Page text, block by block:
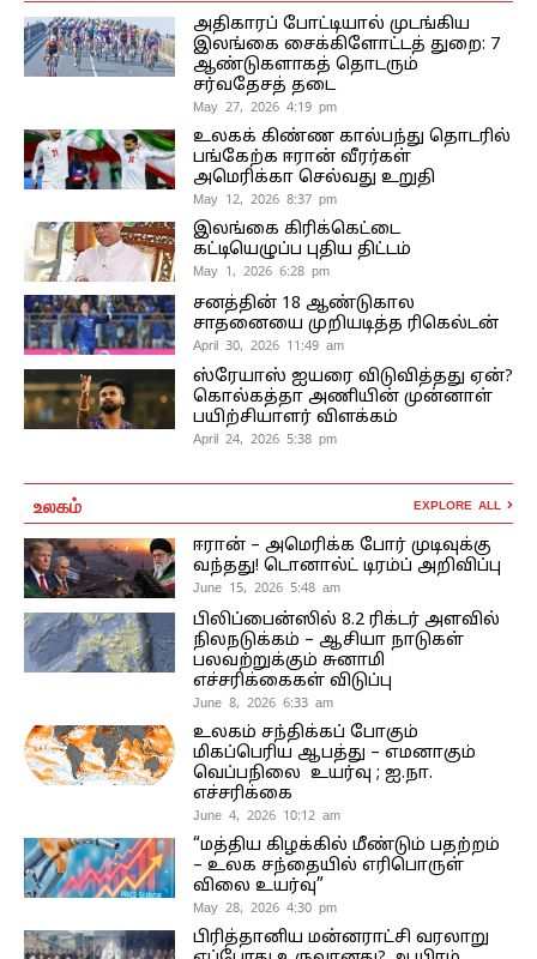
அதிகாரப் போட்டியால் முடங்கிய
இலங்கை சைக்கிளோட்டத் துறை: 7
ஆண்டுகளாகத் தொடரும்
சர்வதேசத் தடை
May 27, 2026 4:19 pm
உலகக் கிண்ண கால்பந்து தொடரில்
பங்கேற்க ஈரான் வீரர்கள்
அமெரிக்கா செல்வது உறுதி
May 12, 2026 8:37 pm
இலங்கை கிரிக்கெட்டை
கட்டியெழுப்ப புதிய திட்டம்
May 1, 2026 6:28 pm
சனத்தின் 18 ஆண்டுகால
சாதனையை முறியடித்த ரிகெல்டன்
April 30, 2026 11:49 am
ஸ்ரேயாஸ் ஐயரை விடுவித்தது ஏன்?
கொல்கத்தா அணியின் முன்னாள்
பயிற்சியாளர் விளக்கம்
April 24, 2026 5:38 pm
உலகம் EXPLORE ALL
ஈரான் – அமெரிக்க போர் முடிவுக்கு
வந்தது! டொனால்ட் டிரம்ப் அறிவிப்பு
June 15, 2026 5:48 am
பிலிப்பைன்ஸில் 8.2 ரிக்டர் அளவில்
நிலநடுக்கம் – ஆசியா நாடுகள்
பலவற்றுக்கும் சுனாமி
எச்சரிக்கைகள் விடுப்பு
June 8, 2026 6:33 am
உலகம் சந்திக்கப் போகும்
மிகப்பெரிய ஆபத்து – எமனாகும்
வெப்பநிலை உயர்வு ; ஐ.நா.
எச்சரிக்கை
June 4, 2026 10:12 am
“மத்திய கிழக்கில் மீண்டும் பதற்றம்
– உலக சந்தையில் எரிபொருள்
விலை உயர்வு”
May 28, 2026 4:30 pm
பிரித்தானிய மன்னராட்சி வரலாறு